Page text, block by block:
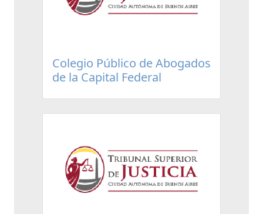
Colegio Público de Abogados
de la Capital Federal